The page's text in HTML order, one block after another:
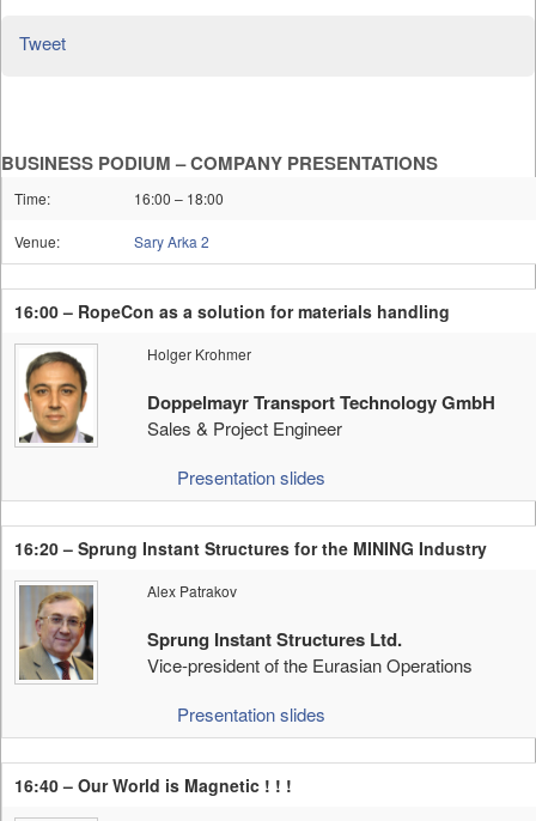
Tweet
BUSINESS PODIUM – COMPANY PRESENTATIONS
Time: 16:00 – 18:00
Venue: Sary Arka 2
16:00 – RopeCon as a solution for materials handling
Holger Krohmer
Doppelmayr Transport Technology GmbH
Sales & Project Engineer
Presentation slides
16:20 – Sprung Instant Structures for the MINING Industry
Alex Patrakov
Sprung Instant Structures Ltd.
Vice-president of the Eurasian Operations
Presentation slides
16:40 – Our World is Magnetic ! ! !